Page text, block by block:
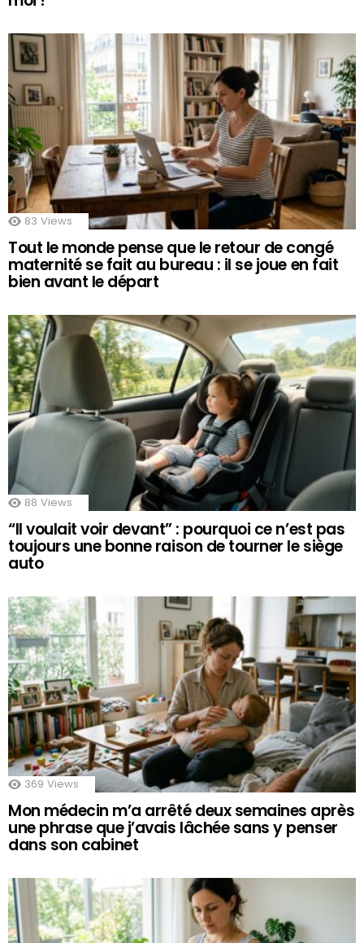
83 Views
Tout le monde pense que le retour de congé
maternité se fait au bureau : il se joue en fait
bien avant le départ
88 Views
“Il voulait voir devant” : pourquoi ce n’est pas
toujours une bonne raison de tourner le siège
auto
369 Views
Mon médecin m’a arrêté deux semaines après
une phrase que j’avais lâchée sans y penser
dans son cabinet